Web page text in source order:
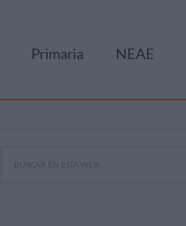
Primaria NEAE